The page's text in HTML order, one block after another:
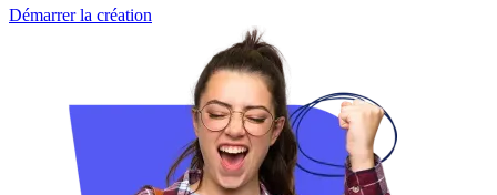
Démarrer la création